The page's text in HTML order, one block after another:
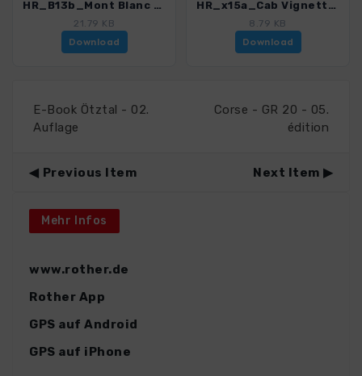
HR_B13b_Mont Blanc Ueberschreitung_5919_2.gpx
21.79 KB
Download
HR_x15a_Cab Vignettes – Pigne Arolla – Cab Chanrion_5919_2.gpx
8.79 KB
Download
E-Book Ötztal - 02.
Auflage
Corse - GR 20 - 05.
édition
Previous Item Next Item
Mehr Infos
www.rother.de
Rother App
GPS auf Android
GPS auf iPhone